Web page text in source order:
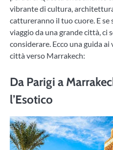
vibrante di cultura,
cattureranno il tuo cuore. E
viaggio da una grande città, ci
considerare. Ecco una guida
città verso Marrakech:
Da Parigi a
l’Esotico